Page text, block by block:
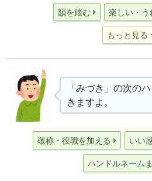
韻を踏む 楽しい・う
もっと見る
「みづき」の次の
きますよ。
敬称・役職を加える いい
ハンドルネーム